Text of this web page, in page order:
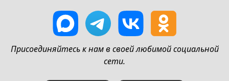
Присоединяйтесь к нам в своей любимой социальной
сети.